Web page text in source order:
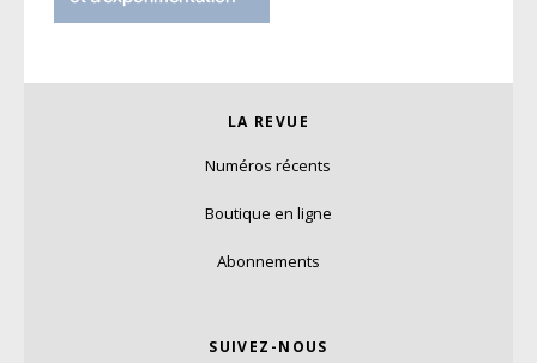
LA REVUE
Numéros récents
Boutique en ligne
Abonnements
SUIVEZ-NOUS